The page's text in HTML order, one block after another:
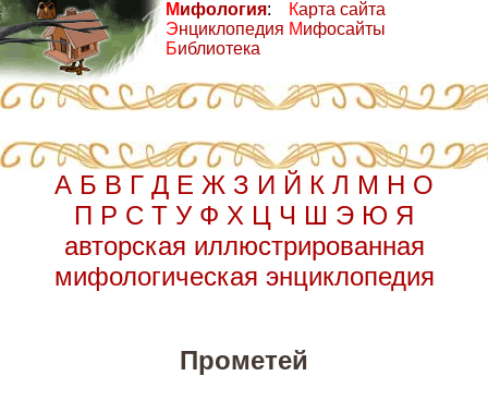
Мифология:
Энциклопедия
Библиотека
Карта сайта
Мифосайты
А Б В Г Д Е Ж З И Й К Л М Н О
П Р С Т У Ф Х Ц Ч Ш Э Ю Я
авторская иллюстрированная
мифологическая энциклопедия
Прометей